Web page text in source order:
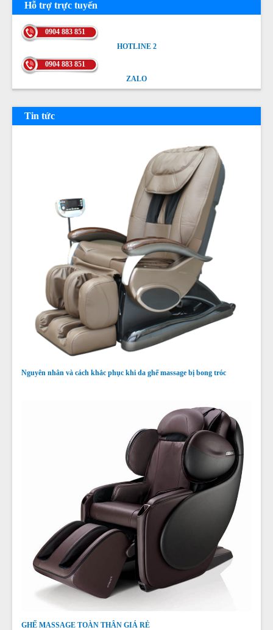
Hỗ trợ trực tuyến
0904 883 851
HOTLINE 2
0904 883 851
ZALO
Tin tức
Nguyên nhân và cách khắc phục khi da ghế massage bị bong tróc
GHẾ MASSAGE TOÀN THÂN GIÁ RẺ